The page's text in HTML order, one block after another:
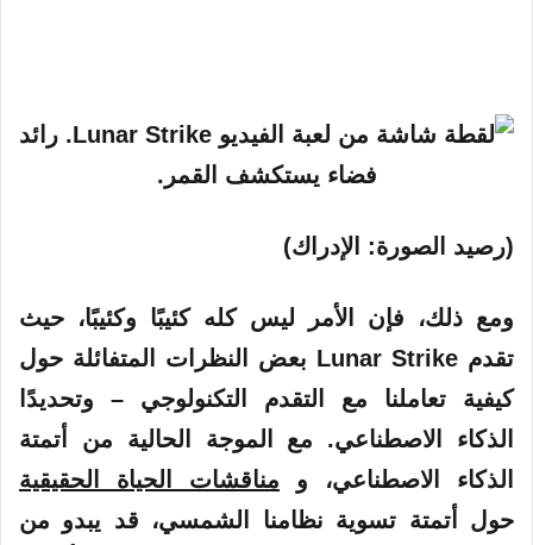
(رصيد الصورة: الإدراك)
ومع ذلك، فإن الأمر ليس كله كئيبًا وكئيبًا، حيث
تقدم Lunar Strike بعض النظرات المتفائلة حول
كيفية تعاملنا مع التقدم التكنولوجي – وتحديدًا
الذكاء الاصطناعي. مع الموجة الحالية من أتمتة
الذكاء الاصطناعي، و مناقشات الحياة الحقيقية
حول أتمتة تسوية نظامنا الشمسي، قد يبدو من